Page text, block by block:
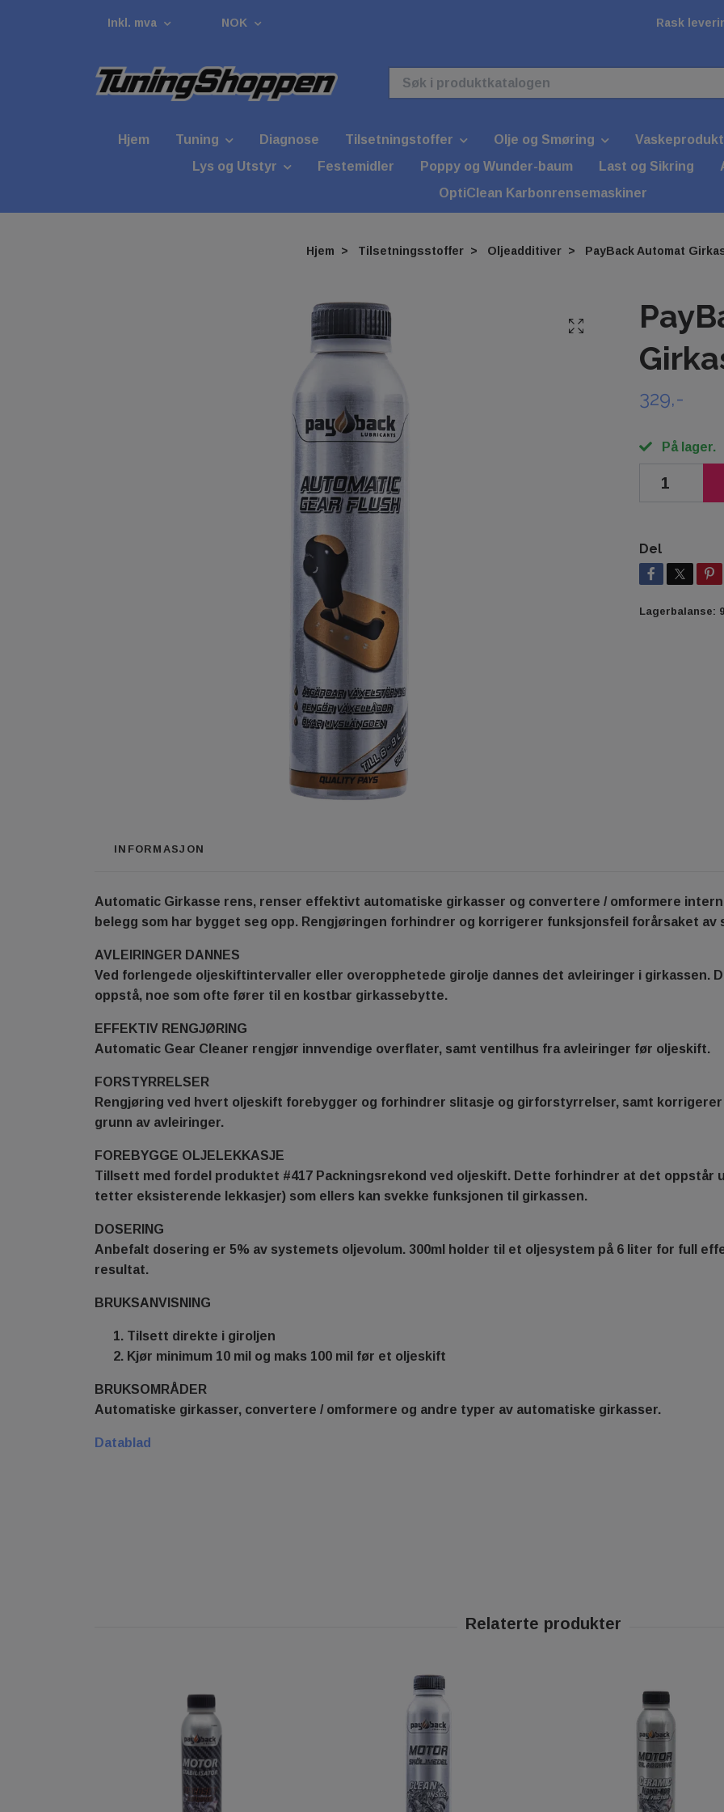
Inkl. mva NOK Rask
Hjem Tuning Diagnose Tilsetningstoffer Olje og Smøring
Lys og Utstyr
Festemidler Poppy og Wunder-baum Last og Sikring
OptiClean Karbonrensemaskiner
Hjem Tilsetningsstoffer Oljeadditiver PayBack Automat
329,-
På lager.
Del
Lagerbalanse: 9
INFORMASJON
Automatic Girkasse rens, renser effektivt automatiske girkasser og convertere / omformere
belegg som har bygget seg opp. Rengjøringen forhindrer og korrigerer funksjonsfeil forårsaket av
AVLEIRINGER DANNES
Ved forlengede oljeskiftintervaller eller overopphetede girolje dannes det avleiringer i girkassen.
oppstå, noe som ofte fører til en kostbar girkassebytte.
EFFEKTIV RENGJØRING
Automatic Gear Cleaner rengjør innvendige overflater, samt ventilhus fra avleiringer før oljeskift.
FORSTYRRELSER
Rengjøring ved hvert oljeskift forebygger og forhindrer slitasje og girforstyrrelser, samt
grunn av avleiringer.
FOREBYGGE OLJELEKKASJE
Tillsett med fordel produktet #417 Packningsrekond ved oljeskift. Dette forhindrer at det oppstår
tetter eksisterende lekkasjer) som ellers kan svekke funksjonen til girkassen.
DOSERING
Anbefalt dosering er 5% av systemets oljevolum. 300ml holder til et oljesystem på 6 liter for full
resultat.
BRUKSANVISNING
Tilsett direkte i giroljen
Kjør minimum 10 mil og maks 100 mil før et oljeskift
BRUKSOMRÅDER
Automatiske girkasser, convertere / omformere og andre typer av automatiske girkasser.
Datablad